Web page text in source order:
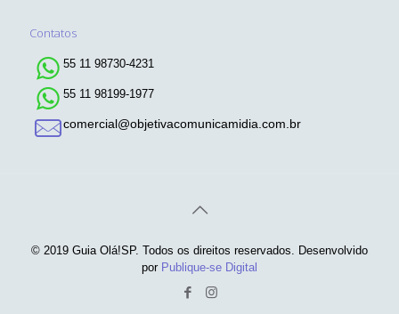
Contatos
55 11 98730-4231
55 11 98199-1977
comercial@objetivacomunicamidia.com.br
© 2019 Guia Olá!SP. Todos os direitos reservados. Desenvolvido
por Publique-se Digital